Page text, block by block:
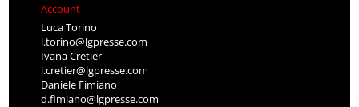
Account
Luca Torino
l.torino@lgpresse.com
Ivana Cretier
i.cretier@lgpresse.com
Daniele Fimiano
d.fimiano@lgpresse.com